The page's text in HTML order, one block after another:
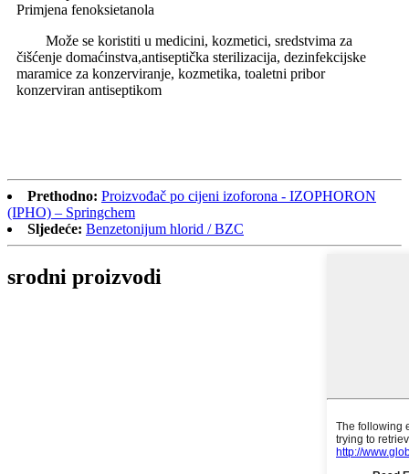
Primjena fenoksietanola
Može se koristiti u medicini, kozmetici, sredstvima za
čišćenje domaćinstva,antiseptička sterilizacija, dezinfekcijske
maramice za konzerviranje, kozmetika, toaletni pribor
konzerviran antiseptikom
Prethodno: Proizvođač po cijeni izoforona - IZOPHORON
(IPHO) – Springchem
Sljedeće: Benzetonijum hlorid / BZC
srodni proizvodi